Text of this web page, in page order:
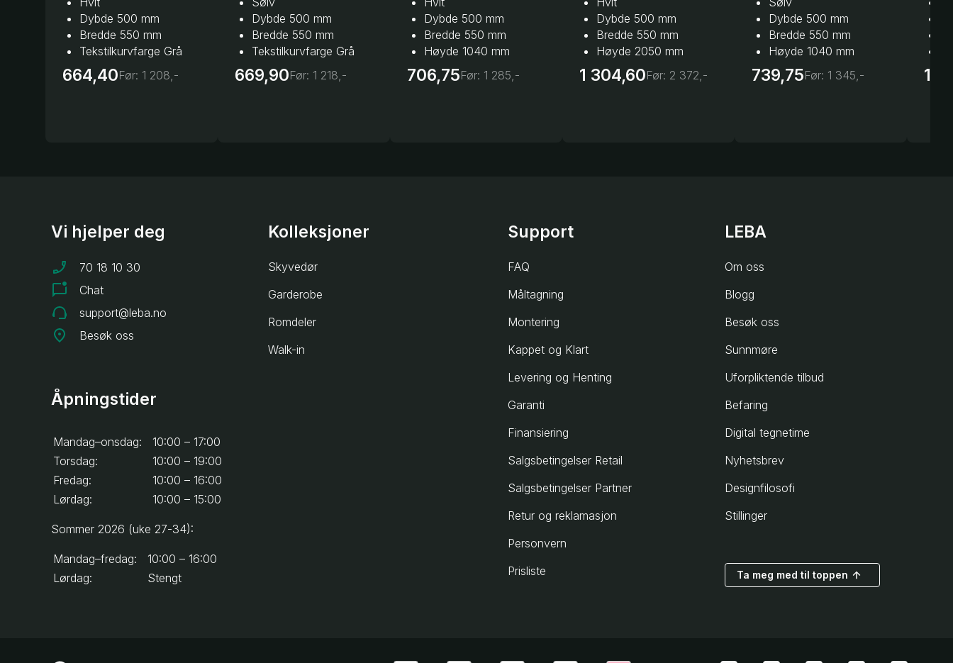
Dybde 500 mm
Bredde 550 mm
Tekstilkurvfarge Grå
664,40Før: 1 208,-
Dybde 500 mm
Bredde 550 mm
Tekstilkurvfarge Grå
669,90Før: 1 218,-
Dybde 500 mm
Bredde 550 mm
Høyde 1040 mm
706,75Før: 1 285,-
Dybde 500 mm
Bredde 550 mm
Høyde 2050 mm
1 304,60Før: 2 372,-
Dybde 500 mm
Bredde 550 mm
Høyde 1040 mm
739,75Før: 1 345,- 1
Vi hjelper deg
70 18 10 30
Chat
support@leba.no
Besøk oss
Åpningstider
Mandag–onsdag:
10:00 – 17:00
Torsdag:
10:00 – 19:00
Fredag:
10:00 – 16:00
Lørdag:
10:00 – 15:00
Sommer 2026 (uke 27-34):
Mandag–fredag:
10:00 – 16:00
Lørdag:
Stengt
Kolleksjoner
Skyvedør
Garderobe
Romdeler
Walk-in
Support
FAQ
Måltagning
Montering
Kappet og Klart
Levering og Henting
Garanti
Finansiering
Salgsbetingelser Retail
Salgsbetingelser Partner
Retur og reklamasjon
Personvern
Prisliste
LEBA
Om oss
Blogg
Besøk oss
Sunnmøre
Uforpliktende tilbud
Befaring
Digital tegnetime
Nyhetsbrev
Designfilosofi
Stillinger
Ta meg med til toppen